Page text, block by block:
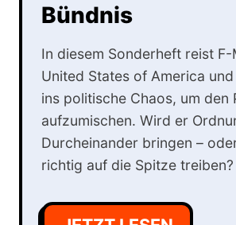
Bündnis
In diesem Sonderheft reist F-
United States of America
ins politische Chaos, um den
aufzumischen. Wird er
Durcheinander bringen –
richtig auf die Spitze treiben?